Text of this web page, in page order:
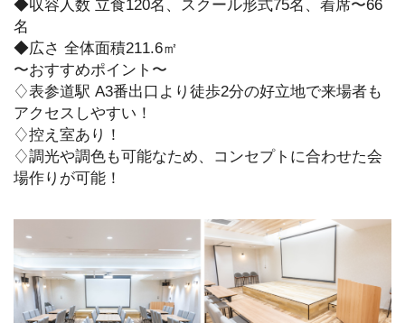
◆収容人数 立食120名、スクール形式75名、着席〜66
名
◆広さ 全体面積211.6㎡
〜おすすめポイント〜
♢表参道駅 A3番出口より徒歩2分の好立地で来場者も
アクセスしやすい！
♢控え室あり！
♢調光や調色も可能なため、コンセプトに合わせた会
場作りが可能！